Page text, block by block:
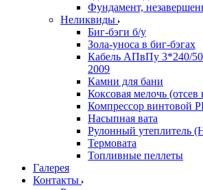
Фундамент,
Неликвиды
Биг-бэги б/у
Зола-уноса в биг-бэгах
Кабель АПвПу 3*240/
2009
Камни для бани
Коксовая мелочь (отсев
Компрессор винтовой
Насыпная вата
Рулонный утеплитель
Термовата
Топливные пеллеты
Галерея
Контакты